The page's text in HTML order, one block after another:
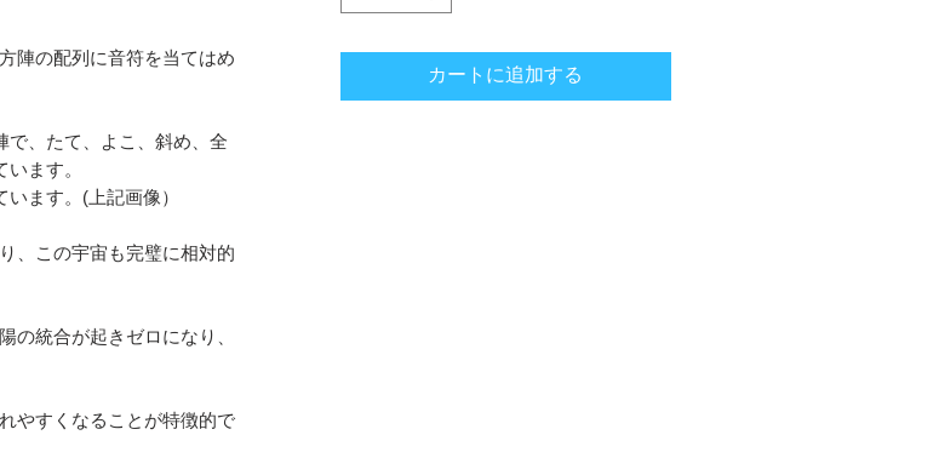
陣の配列に音符を当てはめ
で、たて、よこ、斜め、全
ます。
ます。(上記画像）
、この宇宙も完璧に相対的
の統合が起きゼロになり、
やすくなることが特徴的で
カートに追加する